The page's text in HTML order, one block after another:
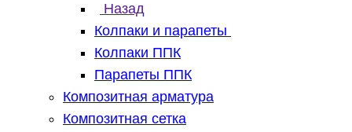
Назад
Колпаки и парапеты
Колпаки ППК
Парапеты ППК
Композитная арматура
Композитная сетка